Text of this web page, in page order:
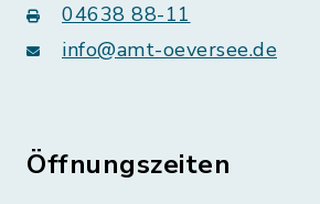
04638 88-11
info@amt-oeversee.de
Öffnungszeiten